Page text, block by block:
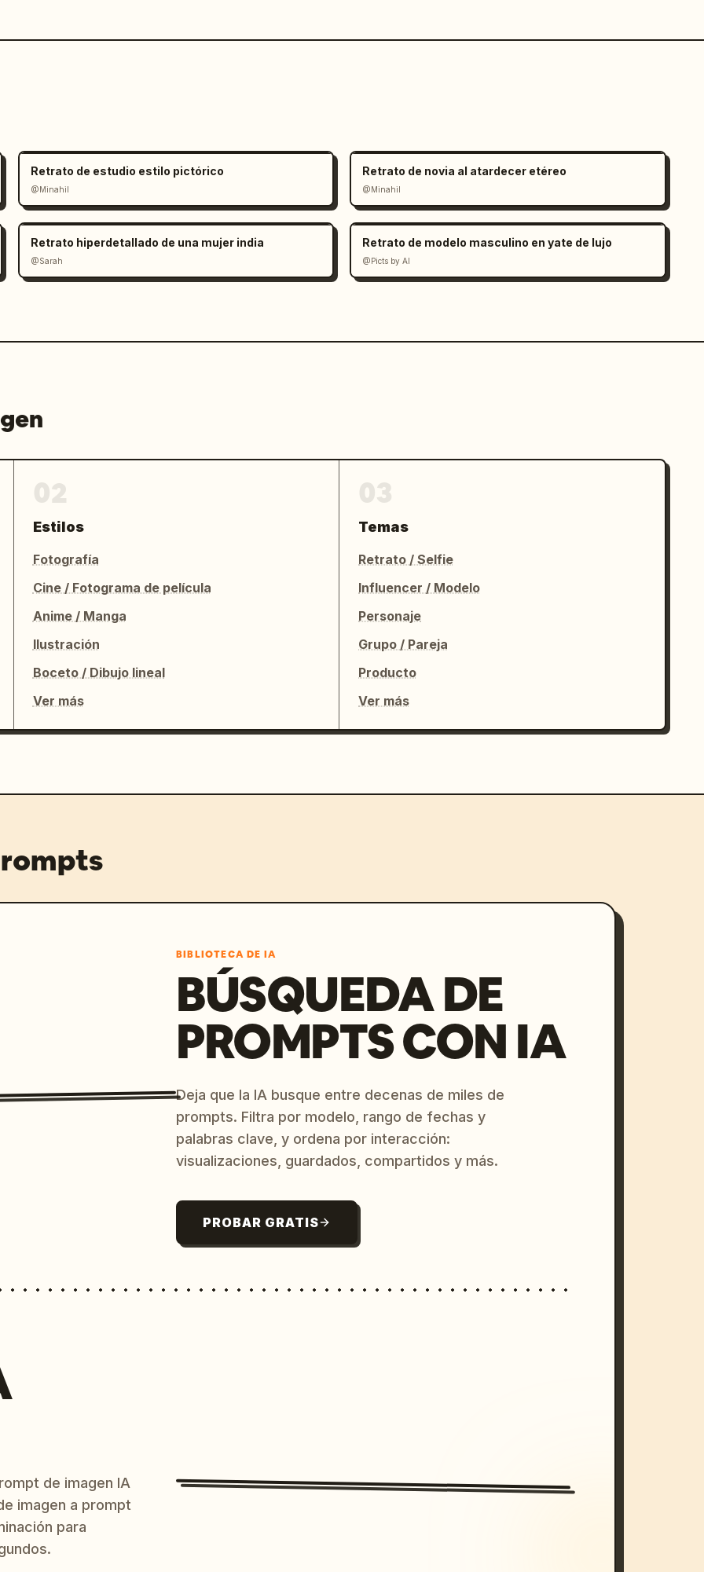
#B22222)
peso realista y propiedades de
integridad de reflejo para el
Retrato de estudio estilo pictórico
@Minahil
Retrato de novia al atardecer etéreo
@Minahil
Retrato hiperdetallado de una mujer india
@Sarah
Retrato de modelo masculino en yate de lujo
@Picts by AI
Estilos
Fotografía
Cine / Fotograma de película
Anime / Manga
Ilustración
Boceto / Dibujo lineal
Ver más
Temas
Retrato / Selfie
Influencer / Modelo
Personaje
Grupo / Pareja
Producto
Ver más
BIBLIOTECA DE IA
BÚSQUEDA DE
PROMPTS CON IA
Deja que la IA busque entre decenas de miles de
prompts. Filtra por modelo, rango de fechas y
palabras clave, y ordena por interacción:
visualizaciones, guardados, compartidos y más.
PROBAR GRATIS
de imagen IA
imagen a prompt
para